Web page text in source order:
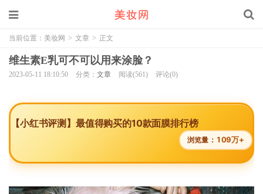
当前位置： 美妆网 > 文章 > 正文
维生素E乳可不可以用来涂脸？
2023-05-11 18:10:50 分类： 文章 阅读(561) 评论(0)
【小红书评测】最值得购买的10款面膜排行榜
浏览量： 109万+